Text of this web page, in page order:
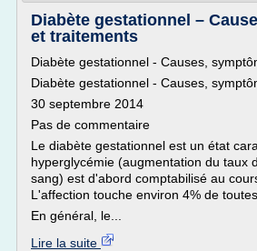
Diabète gestationnel –
et traitements
Diabète gestationnel - Causes,
Diabète gestationnel - Causes,
30 septembre 2014
Pas de commentaire
Le diabète gestationnel est un état
hyperglycémie (augmentation du taux
sang) est d'abord comptabilisé au
L'affection touche environ 4% de
En général, le...
Lire la suite